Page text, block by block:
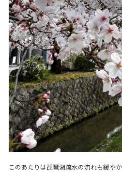
このあたりは琵琶湖疏水の流れも緩や